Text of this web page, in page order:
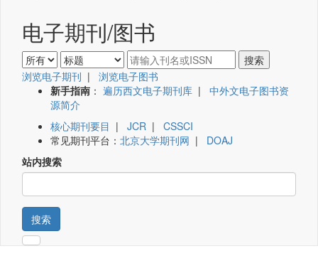
电子期刊/图书
浏览电子期刊 | 浏览电子图书
新手指南 ： 遍历西文电子期刊库 | 中外文电子图书资
源简介
核心期刊要目 | JCR | CSSCI
常见期刊平台： 北京大学期刊网 | DOAJ
站内搜索
搜索